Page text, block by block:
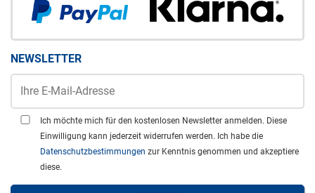
NEWSLETTER
Ich möchte mich für den kostenlosen Newsletter anmelden. Diese
Einwilligung kann jederzeit widerrufen werden. Ich habe die
Datenschutzbestimmungen zur Kenntnis genommen und akzeptiere
diese.